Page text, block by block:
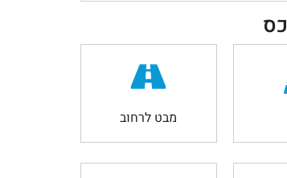
מבט לרחוב